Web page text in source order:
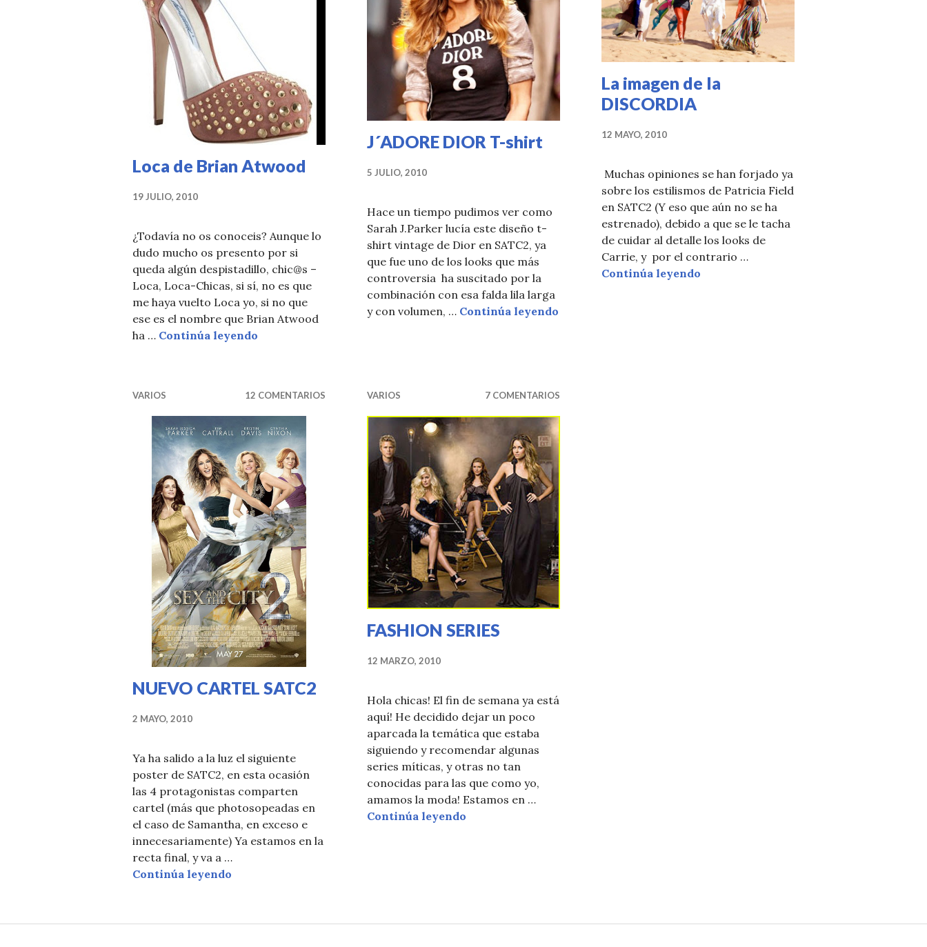
Loca de Brian Atwood
19 JULIO, 2010
¿Todavía no os conoceis? Aunque lo
dudo mucho os presento por si
queda algún despistadillo, chic@s –
Loca, Loca-Chicas, si sí, no es que
me haya vuelto Loca yo, si no que
ese es el nombre que Brian Atwood
ha … Continúa leyendo
J´ADORE DIOR T-shirt
5 JULIO, 2010
Hace un tiempo pudimos ver como
Sarah J.Parker lucía este diseño t-
shirt vintage de Dior en SATC2, ya
que fue uno de los looks que más
controversia ha suscitado por la
combinación con esa falda lila larga
y con volumen, … Continúa leyendo
La imagen de la
DISCORDIA
12 MAYO, 2010
Muchas opiniones se han forjado ya
sobre los estilismos de Patricia Field
en SATC2 (Y eso que aún no se ha
estrenado), debido a que se le tacha
de cuidar al detalle los looks de
Carrie, y por el contrario …
Continúa leyendo
VARIOS 12 COMENTARIOS
NUEVO CARTEL SATC2
2 MAYO, 2010
Ya ha salido a la luz el siguiente
poster de SATC2, en esta ocasión
las 4 protagonistas comparten
cartel (más que photosopeadas en
el caso de Samantha, en exceso e
innecesariamente) Ya estamos en la
recta final, y va a …
Continúa leyendo
VARIOS 7 COMENTARIOS
FASHION SERIES
12 MARZO, 2010
Hola chicas! El fin de semana ya está
aquí! He decidido dejar un poco
aparcada la temática que estaba
siguiendo y recomendar algunas
series míticas, y otras no tan
conocidas para las que como yo,
amamos la moda! Estamos en …
Continúa leyendo